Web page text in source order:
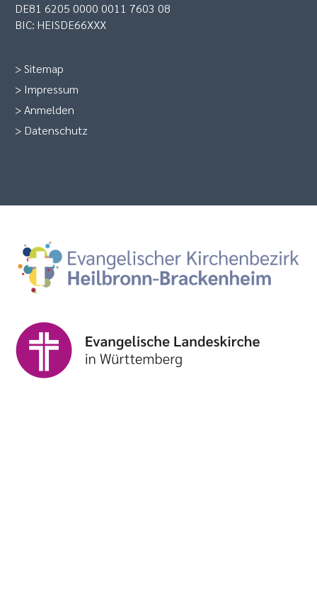
DE81 6205 0000 0011 7603 08
BIC: HEISDE66XXX
>Sitemap
> Impressum
>Anmelden
> Datenschutz